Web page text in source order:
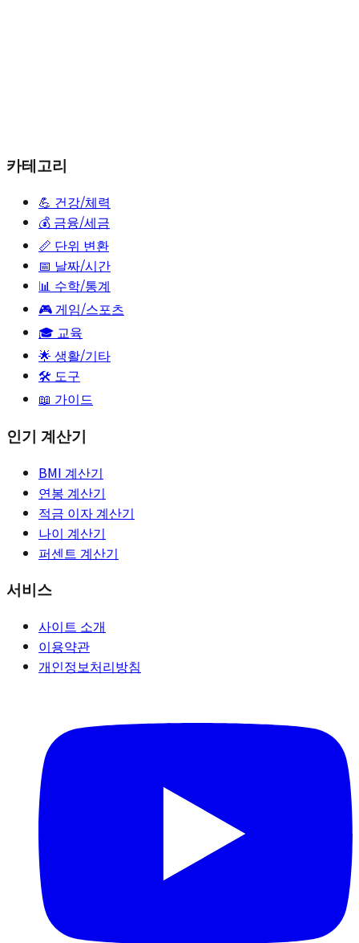
카테고리
💪 건강/체력
💰 금융/세금
📏 단위 변환
📅 날짜/시간
📊 수학/통계
🎮게임/스포츠
🎓 교육
🌟 생활/기타
🛠️ 도구
📖 가이드
인기 계산기
BMI 계산기
연봉 계산기
적금 이자 계산기
나이 계산기
퍼센트 계산기
서비스
사이트 소개
이용약관
개인정보처리방침